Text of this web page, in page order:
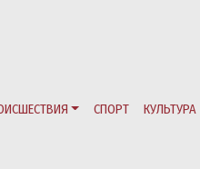
СПОРТ КУЛЬТУРА